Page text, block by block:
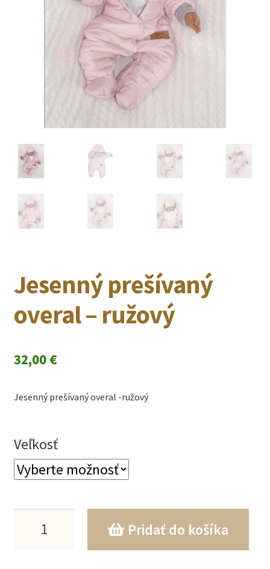
Jesenný prešívaný
overal – ružový
32,00 €
Jesenný prešívaný overal -ružový
Veľkosť
Pridať do košíka